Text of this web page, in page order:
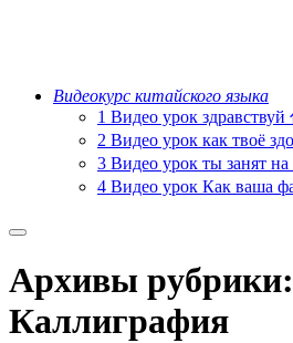
Видеокурс китайского языка
1 Видео урок здравствуй
2 Видео урок как твоё
3 Видео урок ты занят
4 Видео урок Как ваша
Главное
Архивы рубрики:
Каллиграфия